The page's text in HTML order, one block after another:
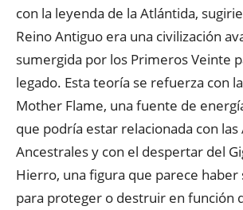
con la leyenda de la Atlántida,
Reino Antiguo era una civilización
sumergida por los Primeros Veinte
legado. Esta teoría se refuerza con
Mother Flame, una fuente de
que podría estar relacionada con las
Ancestrales y con el despertar del
Hierro, una figura que parece haber
para proteger o destruir en función